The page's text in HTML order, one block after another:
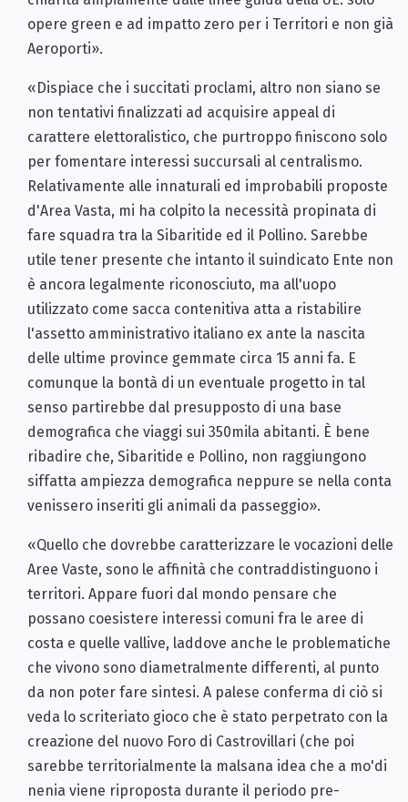
opere green e ad impatto zero per i Territori e non già
Aeroporti».
«Dispiace che i succitati proclami, altro non siano se
non tentativi finalizzati ad acquisire appeal di
carattere elettoralistico, che purtroppo finiscono solo
per fomentare interessi succursali al centralismo.
Relativamente alle innaturali ed improbabili proposte
d'Area Vasta, mi ha colpito la necessità propinata di
fare squadra tra la Sibaritide ed il Pollino. Sarebbe
utile tener presente che intanto il suindicato Ente non
è ancora legalmente riconosciuto, ma all'uopo
utilizzato come sacca contenitiva atta a ristabilire
l'assetto amministrativo italiano ex ante la nascita
delle ultime province gemmate circa 15 anni fa. E
comunque la bontà di un eventuale progetto in tal
senso partirebbe dal presupposto di una base
demografica che viaggi sui 350mila abitanti. È bene
ribadire che, Sibaritide e Pollino, non raggiungono
siffatta ampiezza demografica neppure se nella conta
venissero inseriti gli animali da passeggio».
«Quello che dovrebbe caratterizzare le vocazioni delle
Aree Vaste, sono le affinità che contraddistinguono i
territori. Appare fuori dal mondo pensare che
possano coesistere interessi comuni fra le aree di
costa e quelle vallive, laddove anche le problematiche
che vivono sono diametralmente differenti, al punto
da non poter fare sintesi. A palese conferma di ciò si
veda lo scriteriato gioco che è stato perpetrato con la
creazione del nuovo Foro di Castrovillari (che poi
sarebbe territorialmente la malsana idea che a mo'di
nenia viene riproposta durante il periodo pre-